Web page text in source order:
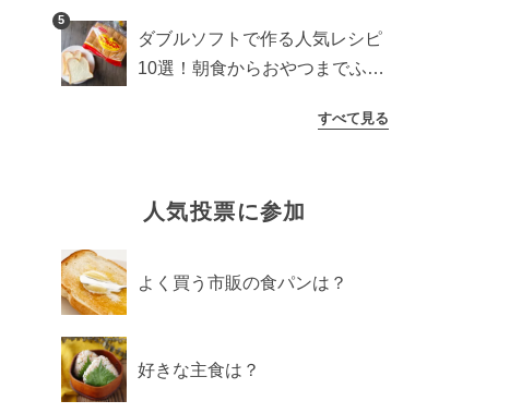
5
ダブルソフトで作る人気レシピ
10選！朝食からおやつまでふん
すべて見る
人気投票に参加
よく買う市販の食パンは？
好きな主食は？